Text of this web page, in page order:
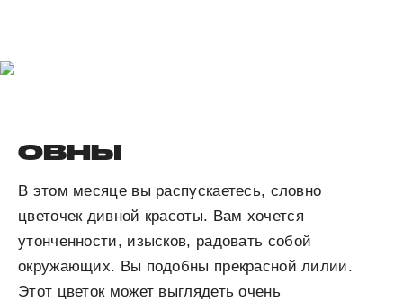
ОВНЫ
В этом месяце вы распускаетесь, словно
цветочек дивной красоты. Вам хочется
утонченности, изысков, радовать собой
окружающих. Вы подобны прекрасной лилии.
Этот цветок может выглядеть очень